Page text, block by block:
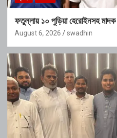
ফতুল্লায় ১০ পুড়িয়া হেরোইনসহ মাদক
August 6, 2026 swadhin